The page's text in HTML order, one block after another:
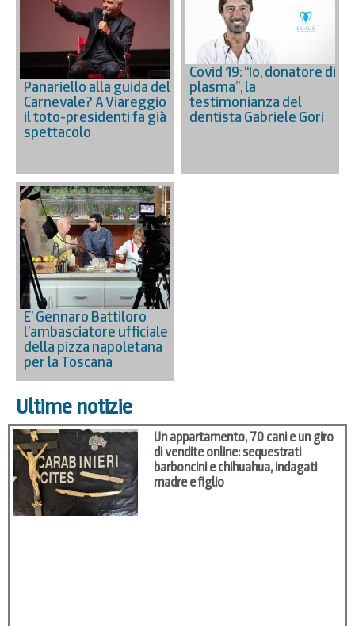
Panariello alla guida del
Carnevale? A Viareggio
il toto-presidenti fa già
spettacolo
Covid 19: “Io, donatore di
plasma”, la
testimonianza del
dentista Gabriele Gori
E’ Gennaro Battiloro
l’ambasciatore ufficiale
della pizza napoletana
per la Toscana
Ultime notizie
Un appartamento, 70 cani e un giro
di vendite online: sequestrati
barboncini e chihuahua, indagati
madre e figlio